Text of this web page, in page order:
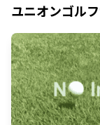
ユニオンゴルフ